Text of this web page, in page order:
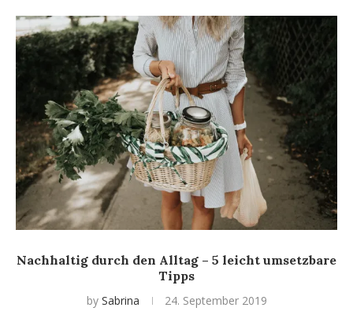
Nachhaltig durch den Alltag – 5 leicht umsetzbare
Tipps
by Sabrina 24. September 2019